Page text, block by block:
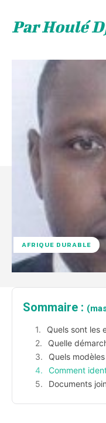
Par Houlé
AFRIQUE DURABLE
Sommaire :
Quels sont les
Quelle
Quels
Comment
Documents